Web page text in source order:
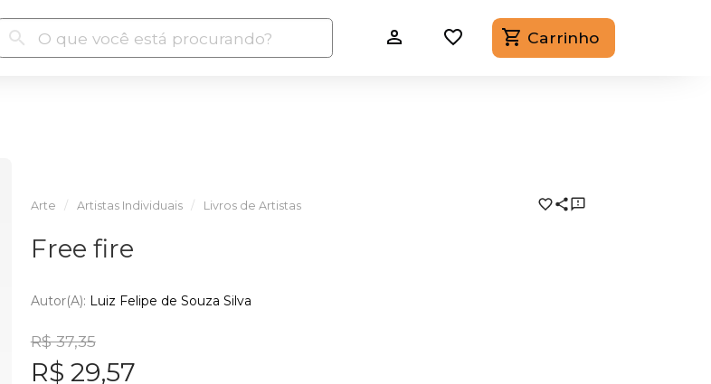
Carrinho
Arte Artistas Individuais Livros de Artistas
Free fire
Autor(a): Luiz Felipe de Souza Silva
R$ 37,35
R$ 29,57